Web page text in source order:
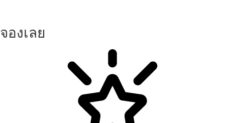
จองเลย